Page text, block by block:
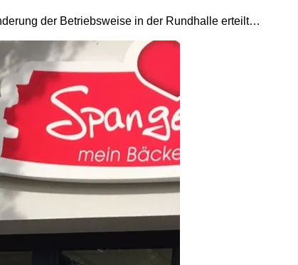
der Betriebsweise in der Rundhalle erteilt…